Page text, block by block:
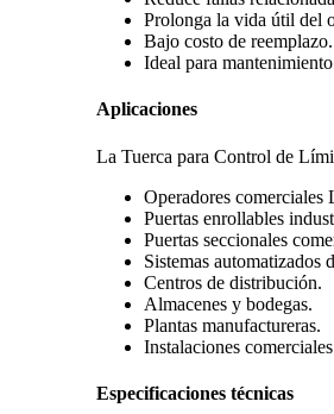
Prolonga la vida útil del
Bajo costo de reemplazo.
Ideal para
Aplicaciones
La Tuerca para Control de
Operadores
Puertas enrollables
Puertas seccionales
Sistemas automatizados
Centros de distribución.
Almacenes y bodegas.
Plantas manufactureras.
Instalaciones
Especificaciones técnicas